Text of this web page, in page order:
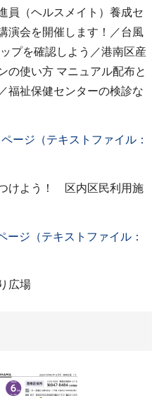
員（ヘルスメイト）養成セ
演会を開催します！／台風
プを確認しよう／港南区産
の使い方 マニュアル配布と
福祉保健センターの検診な
ージ（テキストファイル：
けよう！ 区内区民利用施
ージ（テキストファイル：
広場